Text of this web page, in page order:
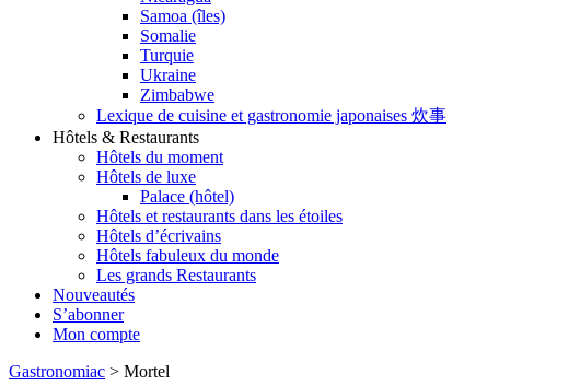
Samoa (îles)
Somalie
Turquie
Ukraine
Zimbabwe
Lexique de cuisine et gastronomie japonaises 炊事
Hôtels & Restaurants
Hôtels du moment
Hôtels de luxe
Palace (hôtel)
Hôtels et restaurants dans les étoiles
Hôtels d’écrivains
Hôtels fabuleux du monde
Les grands Restaurants
Nouveautés
S’abonner
Mon compte
Gastronomiac > Mortel